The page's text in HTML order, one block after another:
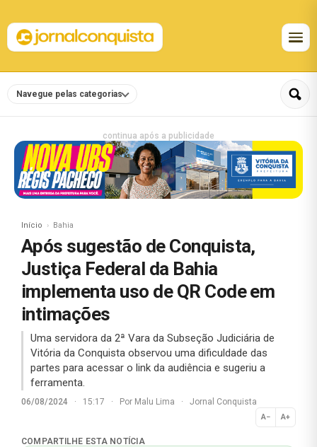
Navegue pelas categorias
continua após a publicidade
Início Bahia
Após sugestão de Conquista,
Justiça Federal da Bahia
implementa uso de QR Code em
intimações
Uma servidora da 2ª Vara da Subseção Judiciária de
Vitória da Conquista observou uma dificuldade das
partes para acessar o link da audiência e sugeriu a
ferramenta.
06/08/2024 · 15:17 · Por Malu Lima · Jornal Conquista
A− A+
Normal
COMPARTILHE ESTA NOTÍCIA